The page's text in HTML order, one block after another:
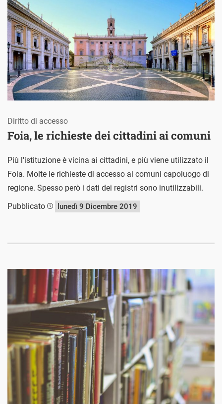
Foia, le richieste dei cittadini ai comuni
Diritto di accesso
Più l'istituzione è vicina ai cittadini, e più viene utilizzato il
Foia. Molte le richieste di accesso ai comuni capoluogo di
regione. Spesso però i dati dei registri sono inutilizzabili.
Pubblicato
lunedì 9 Dicembre 2019